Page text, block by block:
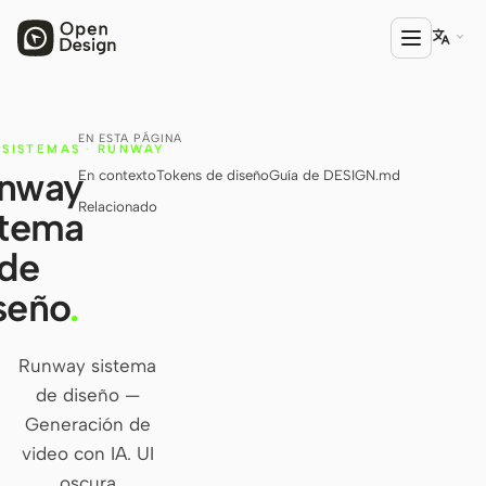
PRODUCTO
Open Design
HTML Anything
Codex Slides
Open Design Plugin
AGENTE
Codex
Cursor Agent

EN ESTA PÁGINA
En contextoTokens de diseñoGuía de DESIGN.md
Relacionado
SISTEMAS · RUNWAY
.
Runway sistema
de diseño —
Generación de
video con IA. UI